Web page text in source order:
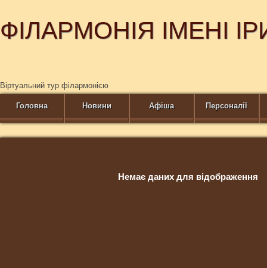
ФІЛАРМОНІЯ ІМЕНІ
Віртуальний тур філармонією
Головна Новини Афіша Персоналії
Немає даних для відображення